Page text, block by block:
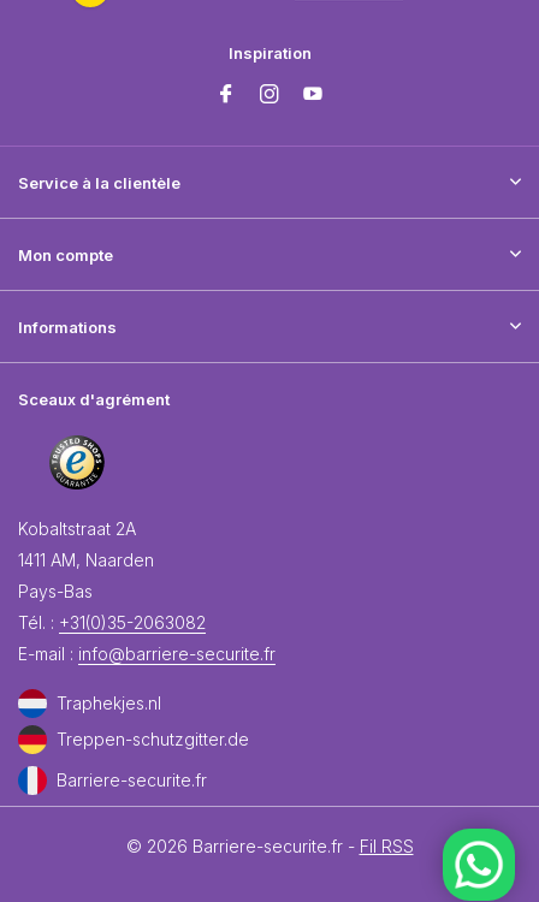
Inspiration
Service à la clientèle
Mon compte
Informations
Sceaux d'agrément
Kobaltstraat 2A
1411 AM, Naarden
Pays-Bas
Tél. : +31(0)35-2063082
E-mail : info@barriere-securite.fr
Traphekjes.nl
Treppen-schutzgitter.de
Barriere-securite.fr
© 2026 Barriere-securite.fr - Fil RSS